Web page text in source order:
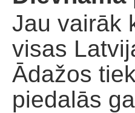
Svētdienas skola
Palīdzība dievnamam
Jau vairāk
visas
Ādažos
piedalās